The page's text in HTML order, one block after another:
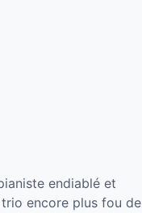
endiablé et
encore plus fou de